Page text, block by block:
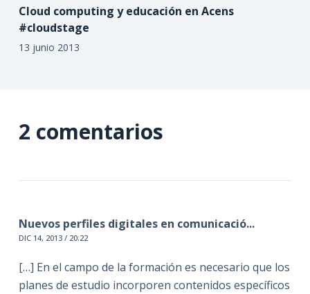
Cloud computing y educación en Acens
#cloudstage
13 junio 2013
2 comentarios
Nuevos perfiles digitales en comunicació...
DIC 14, 2013 / 20:22
[…] En el campo de la formación es necesario que los
planes de estudio incorporen contenidos específicos